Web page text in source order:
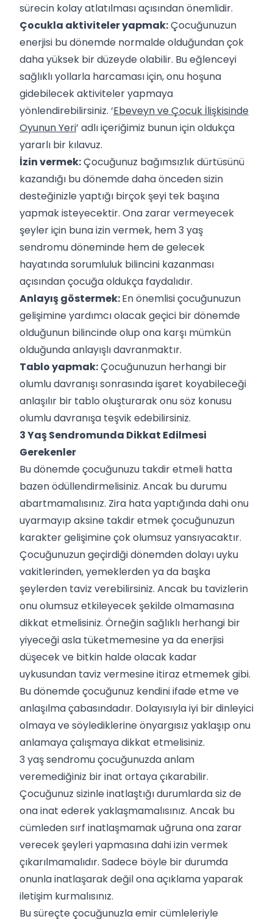
sürecin kolay atlatılması açısından önemlidir.
Çocukla aktiviteler yapmak:Çocuğunuzun
enerjisi bu dönemde normalde olduğundan çok
daha yüksek bir düzeyde olabilir. Bu eğlenceyi
sağlıklı yollarla harcaması için, onu hoşuna
gidebilecek aktiviteler yapmaya
yönlendirebilirsiniz. ‘Ebeveyn ve Çocuk İlişkisinde
Oyunun Yeri’ adlı içeriğimiz bunun için oldukça
yararlı bir kılavuz.
İzin vermek:Çocuğunuz bağımsızlık dürtüsünü
kazandığı bu dönemde daha önceden sizin
desteğinizle yaptığı birçok şeyi tek başına
yapmak isteyecektir. Ona zarar vermeyecek
şeyler için buna izin vermek, hem 3 yaş
sendromu döneminde hem de gelecek
hayatında sorumluluk bilincini kazanması
açısından çocuğa oldukça faydalıdır.
Anlayış göstermek:En önemlisi çocuğunuzun
gelişimine yardımcı olacak geçici bir dönemde
olduğunun bilincinde olup ona karşı mümkün
olduğunda anlayışlı davranmaktır.
Tablo yapmak:Çocuğunuzun herhangi bir
olumlu davranışı sonrasında işaret koyabileceği
anlaşılır bir tablo oluşturarak onu söz konusu
olumlu davranışa teşvik edebilirsiniz.
3 Yaş Sendromunda Dikkat Edilmesi
Gerekenler
Bu dönemde çocuğunuzu takdir etmeli hatta
bazen ödüllendirmelisiniz. Ancak bu durumu
abartmamalısınız. Zira hata yaptığında dahi onu
uyarmayıp aksine takdir etmek çocuğunuzun
karakter gelişimine çok olumsuz yansıyacaktır.
Çocuğunuzun geçirdiği dönemden dolayı uyku
vakitlerinden, yemeklerden ya da başka
şeylerden taviz verebilirsiniz. Ancak bu tavizlerin
onu olumsuz etkileyecek şekilde olmamasına
dikkat etmelisiniz. Örneğin sağlıklı herhangi bir
yiyeceği asla tüketmemesine ya da enerjisi
düşecek ve bitkin halde olacak kadar
uykusundan taviz vermesine itiraz etmemek gibi.
Bu dönemde çocuğunuz kendini ifade etme ve
anlaşılma çabasındadır. Dolayısıyla iyi bir dinleyici
olmaya ve söylediklerine önyargısız yaklaşıp onu
anlamaya çalışmaya dikkat etmelisiniz.
3 yaş sendromu çocuğunuzda anlam
veremediğiniz bir inat ortaya çıkarabilir.
Çocuğunuz sizinle inatlaştığı durumlarda siz de
ona inat ederek yaklaşmamalısınız. Ancak bu
cümleden sırf inatlaşmamak uğruna ona zarar
verecek şeyleri yapmasına dahi izin vermek
çıkarılmamalıdır. Sadece böyle bir durumda
onunla inatlaşarak değil ona açıklama yaparak
iletişim kurmalısınız.
Bu süreçte çocuğunuzla emir cümleleriyle